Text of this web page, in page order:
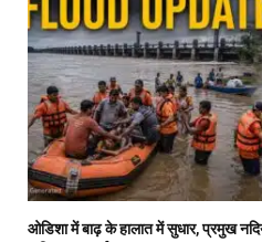
ओडिशा में बाढ़ के हालात में सुधार, प्रमुख